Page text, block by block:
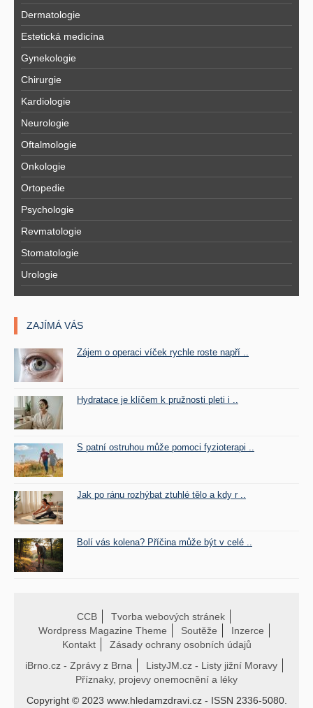
Dermatologie
Estetická medicína
Gynekologie
Chirurgie
Kardiologie
Neurologie
Oftalmologie
Onkologie
Ortopedie
Psychologie
Revmatologie
Stomatologie
Urologie
ZAJÍMÁ VÁS
Zájem o operaci víček rychle roste napří ..
Hydratace je klíčem k pružnosti pleti i ..
S patní ostruhou může pomoci fyzioterapi ..
Jak po ránu rozhýbat ztuhlé tělo a kdy r ..
Bolí vás kolena? Příčina může být v celé ..
CCB
Tvorba webových stránek
Wordpress Magazine Theme
Soutěže
Inzerce
Kontakt
Zásady ochrany osobních údajů
iBrno.cz - Zprávy z Brna
ListyJM.cz - Listy jižní Moravy
Příznaky, projevy onemocnění a léky
Copyright © 2023 www.hledamzdravi.cz - ISSN 2336-5080.